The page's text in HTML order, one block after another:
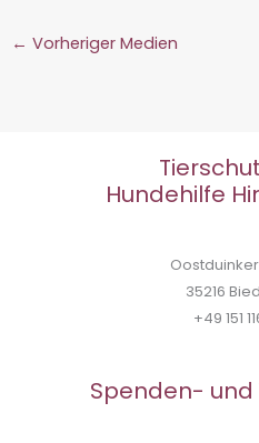
← Vorheriger Medien
Hundehilfe
35216
+49 151
Spenden-